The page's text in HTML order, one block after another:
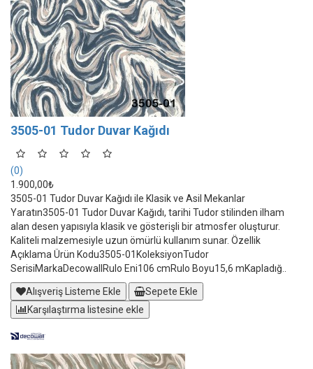
3505-01 Tudor Duvar Kağıdı
(0)
1.900,00₺
3505-01 Tudor Duvar Kağıdı ile Klasik ve Asil Mekanlar
Yaratın3505-01 Tudor Duvar Kağıdı, tarihi Tudor stilinden ilham
alan desen yapısıyla klasik ve gösterişli bir atmosfer oluşturur.
Kaliteli malzemesiyle uzun ömürlü kullanım sunar. Özellik
Açıklama Ürün Kodu3505-01KoleksiyonTudor
SerisiMarkaDecowallRulo Eni106 cmRulo Boyu15,6 mKapladığ..
Alışveriş Listeme Ekle
Sepete Ekle
Karşılaştırma listesine ekle